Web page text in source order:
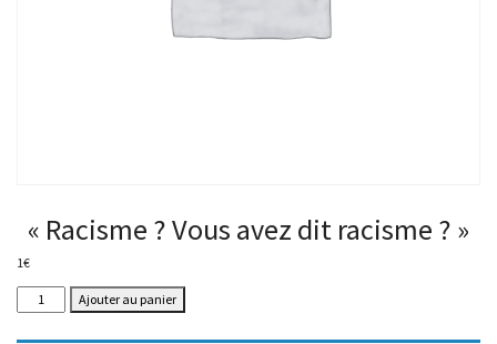
« Racisme ? Vous avez dit racisme ? »
1€
quantité
de
Ajouter au panier